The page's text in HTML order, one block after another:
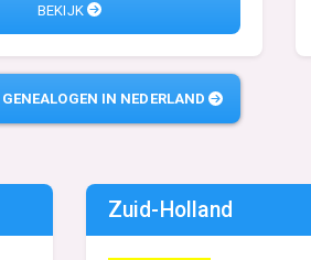
BEKIJK
GENEALOGEN IN NEDERLAND
Zuid-Holland